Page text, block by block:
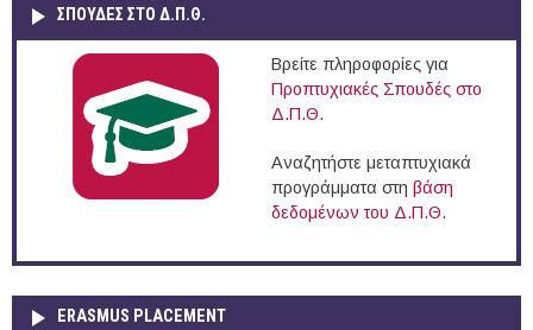
ΣΠΟΥΔΈΣ ΣΤΟ Δ.Π.Θ.
Βρείτε πληροφορίες για
Προπτυχιακές Σπουδές στο
Δ.Π.Θ.
Αναζητήστε μεταπτυχιακά
προγράμματα στη βάση
δεδομένων του Δ.Π.Θ.
ERASMUS PLACEMENT